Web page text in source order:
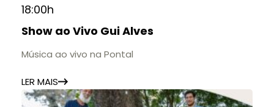
18:00h
Show ao Vivo Gui Alves
Música ao vivo na Pontal
LER MAIS